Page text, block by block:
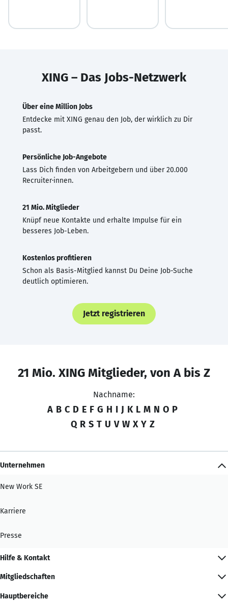
XING – Das Jobs-Netzwerk
Über eine Million Jobs
Entdecke mit XING genau den Job, der wirklich zu Dir
passt.
Persönliche Job-Angebote
Lass Dich finden von Arbeitgebern und über 20.000
Recruiter·innen.
21 Mio. Mitglieder
Knüpf neue Kontakte und erhalte Impulse für ein
besseres Job-Leben.
Kostenlos profitieren
Schon als Basis-Mitglied kannst Du Deine Job-Suche
deutlich optimieren.
Jetzt registrieren
21 Mio. XING Mitglieder, von A bis Z
Nachname:
A B C D E F G H I J K L M N O P
Q R S T U V W X Y Z
Unternehmen
New Work SE
Karriere
Presse
Hilfe & Kontakt
Mitgliedschaften
Hauptbereiche